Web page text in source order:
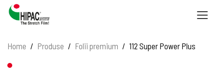
Home
Produse Folii premium 112 Super Power Plus